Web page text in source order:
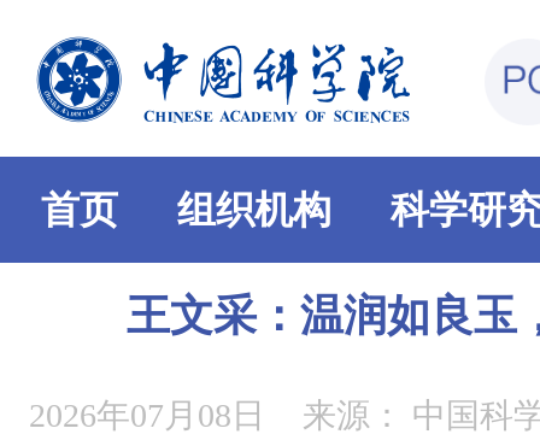
首页 组织机构 科学研
王文采：温润如良玉
2026年07月08日 来源： 中国科